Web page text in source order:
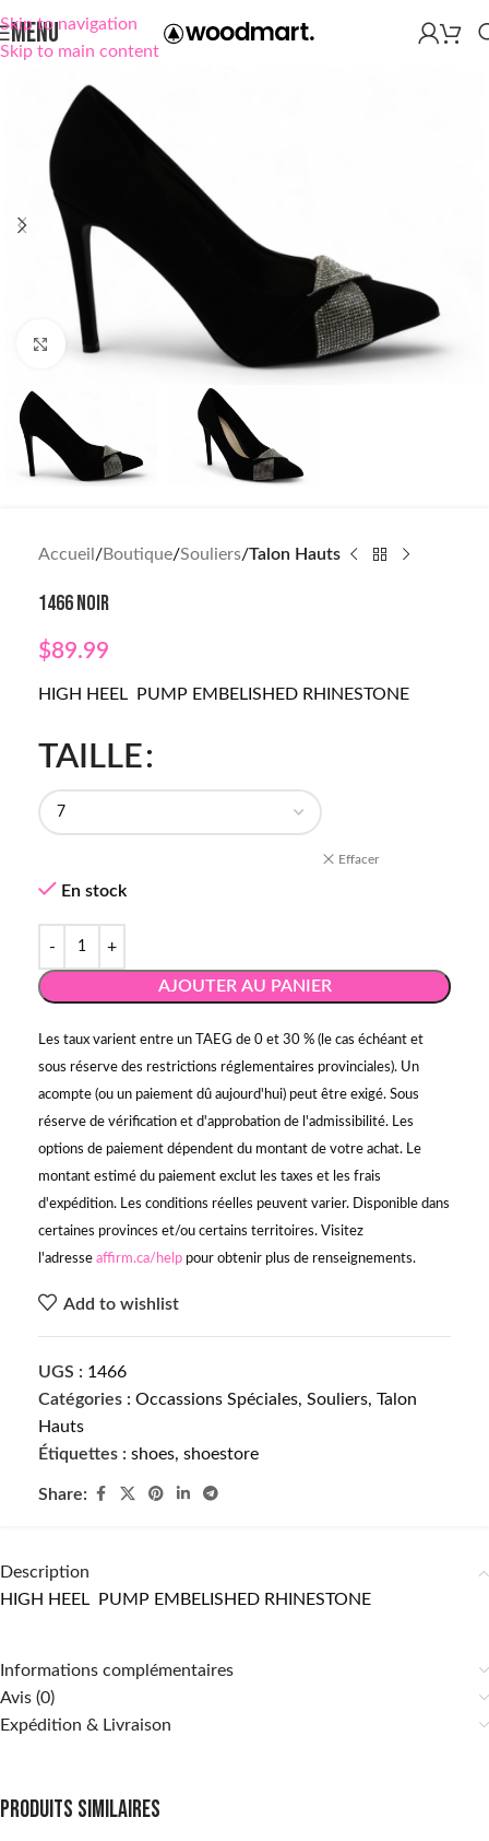
Skip to navigation
Skip to main content
MENU
Click to enlarge
Accueil Boutique Souliers Talon Hauts
1466 NOIR
$89.99
HIGH HEEL PUMP EMBELISHED RHINESTONE
TAILLE
Effacer
En stock
AJOUTER AU PANIER
Les taux varient entre un TAEG de 0 et 30 % (le cas échéant et
sous réserve des restrictions réglementaires provinciales). Un
acompte (ou un paiement dû aujourd'hui) peut être exigé. Sous
réserve de vérification et d'approbation de l'admissibilité. Les
options de paiement dépendent du montant de votre achat. Le
montant estimé du paiement exclut les taxes et les frais
d'expédition. Les conditions réelles peuvent varier. Disponible dans
certaines provinces et/ou certains territoires. Visitez
l'adresse affirm.ca/help pour obtenir plus de renseignements.
Add to wishlist
UGS : 1466
Catégories : Occassions Spéciales, Souliers, Talon
Hauts
Étiquettes : shoes, shoestore
Share:
Description
HIGH HEEL PUMP EMBELISHED RHINESTONE
Informations complémentaires
Avis (0)
Expédition & Livraison
Produits similaires